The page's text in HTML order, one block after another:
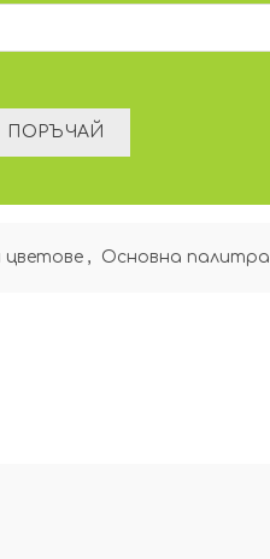
цветове , Oсновна палитра